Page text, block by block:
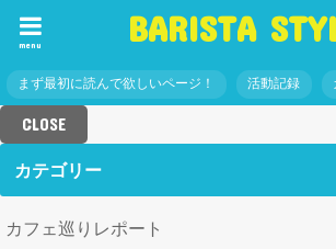
BARISTA
menu
まず最初に読んで欲しいページ！ 活動記録
CLOSE
カテゴリー
カフェ巡りレポート